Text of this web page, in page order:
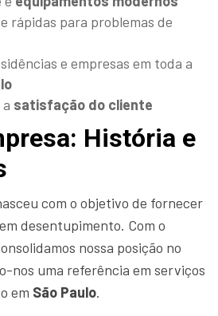
rápidas para problemas de
e empresas em toda a
satisfação do cliente
História e
com o objetivo de fornecer
desentupimento. Com o
nossa posição no
nos uma referência em serviços
em São Paulo.